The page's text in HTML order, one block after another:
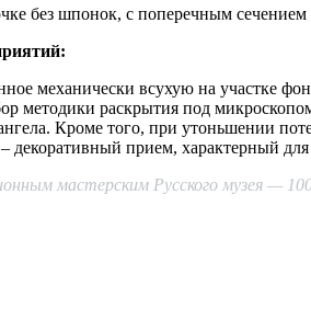
без шпонок, с поперечным
механически всухую на участке
методики раскрытия под
Кроме того, при утоньшении
декоративный прием, характерный
мастерским Русского музея —